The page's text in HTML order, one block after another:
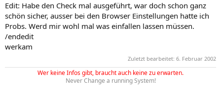
Edit: Habe den Check mal ausgeführt, war doch schon ganz
schön sicher, ausser bei den Browser Einstellungen hatte ich
Probs. Werd mir wohl mal was einfallen lassen müssen.
/endedit
werkam
Zuletzt bearbeitet: 6. Februar 2002
Wer keine Infos gibt, braucht auch keine zu erwarten.
Never Change a running System!